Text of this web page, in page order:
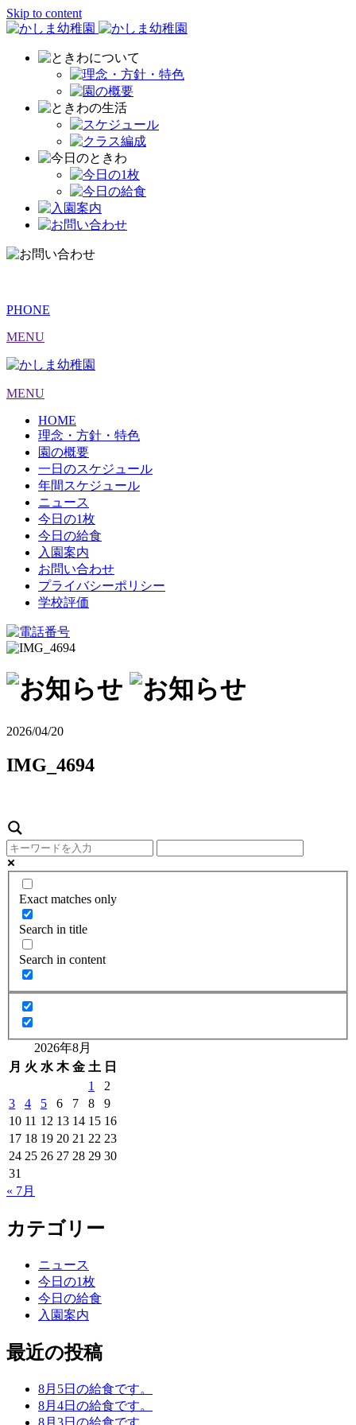
Skip to content
PHONE
MENU
MENU
HOME
理念・方針・特色
園の概要
一日のスケジュール
年間スケジュール
ニュース
今日の1枚
今日の給食
入園案内
お問い合わせ
プライバシーポリシー
学校評価
2026/04/20
IMG_4694
Exact matches only
Search in title
Search in content
2026年8月
月 火 水 木 金 土 日
1
2
3
4 5 6 7 8
9
10 11 12 13 14 15 16
17 18 19 20 21 22 23
24 25 26 27 28 29 30
31
« 7月
カテゴリー
ニュース
今日の1枚
今日の給食
入園案内
最近の投稿
8月5日の給食です。
8月4日の給食です。
8月3日の給食です。